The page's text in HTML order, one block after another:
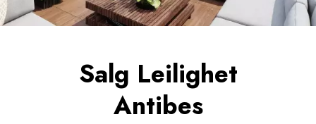
Salg Leilighet
Antibes